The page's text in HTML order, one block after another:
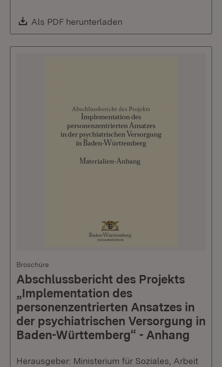
Download:
Als PDF herunterladen
Broschüre
Abschlussbericht des Projekts
„Implementation des
personenzentrierten Ansatzes in
der psychiatrischen Versorgung in
Baden-Württemberg“ - Anhang
Herausgeber: Ministerium für Soziales, Arbeit